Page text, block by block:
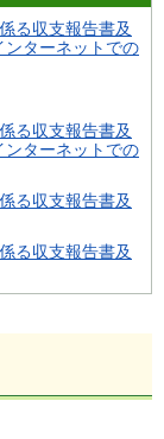
る収支報告書及
ンターネットでの
る収支報告書及
ンターネットでの
る収支報告書及
る収支報告書及